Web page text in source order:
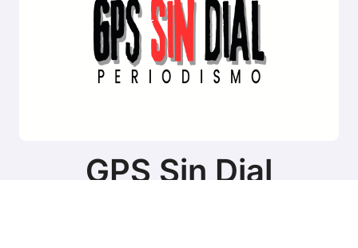
GPS Sin Dial